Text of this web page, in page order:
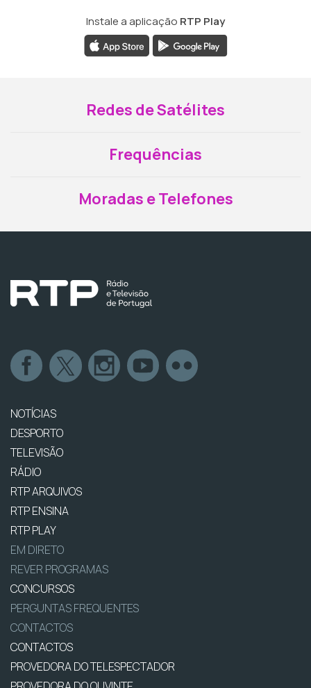
Instale a aplicação RTP Play
Redes de Satélites
Frequências
Moradas e Telefones
NOTÍCIAS
DESPORTO
TELEVISÃO
RÁDIO
RTP ARQUIVOS
RTP ENSINA
RTP PLAY
EM DIRETO
REVER PROGRAMAS
CONCURSOS
PERGUNTAS FREQUENTES
CONTACTOS
CONTACTOS
PROVEDORA DO TELESPECTADOR